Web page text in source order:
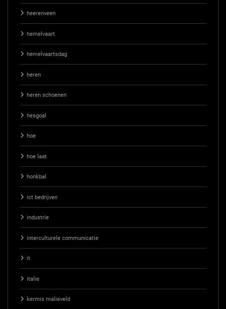
heerenveen
hemelvaart
hemelvaartsdag
heren
heren schoenen
hesgoal
hoe
hoe laat
honkbal
ict bedrijven
industrie
interculturele communicatie
it
italie
kermis malieveld